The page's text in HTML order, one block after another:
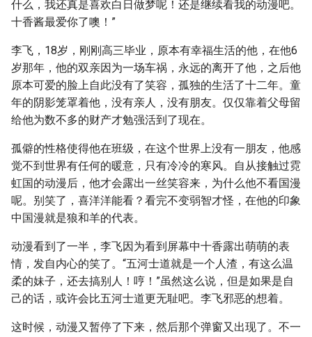
什么，我还真是喜欢白日做梦呢！还是继续看我的动漫吧。
十香酱最爱你了噢！”
李飞，18岁，刚刚高三毕业，原本有幸福生活的他，在他6
岁那年，他的双亲因为一场车祸，永远的离开了他，之后他
原本可爱的脸上自此没有了笑容，孤独的生活了十二年。童
年的阴影笼罩着他，没有亲人，没有朋友。仅仅靠着父母留
给他为数不多的财产才勉强活到了现在。
孤僻的性格使得他在班级，在这个世界上没有一朋友，他感
觉不到世界有任何的暖意，只有冷冷的寒风。自从接触过霓
虹国的动漫后，他才会露出一丝笑容来，为什么他不看国漫
呢。别笑了，喜洋洋能看？看完不变弱智才怪，在他的印象
中国漫就是狼和羊的代表。
动漫看到了一半，李飞因为看到屏幕中十香露出萌萌的表
情，发自内心的笑了。“五河士道就是一个人渣，有这么温
柔的妹子，还去搞别人！哼！”虽然这么说，但是如果是自
己的话，或许会比五河士道更无耻吧。李飞邪恶的想着。
这时候，动漫又暂停了下来，然后那个弹窗又出现了。不一